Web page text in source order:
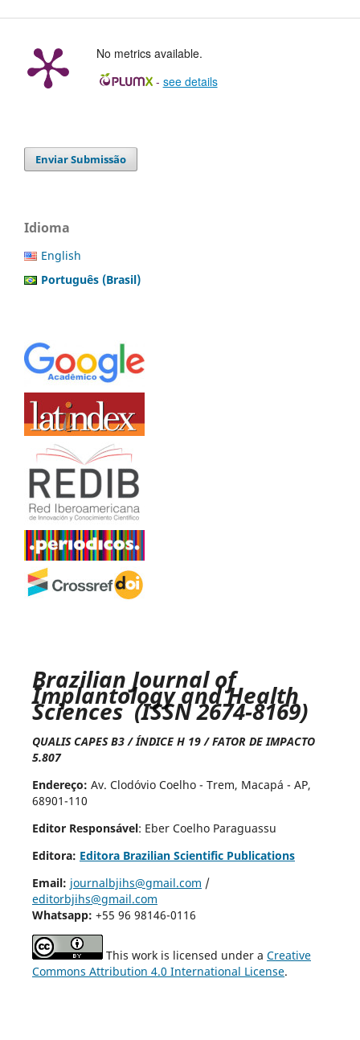
No metrics available.
- see details
Enviar Submissão
Idioma
English
Português (Brasil)
Brazilian Journal of
Implantology and Health
Sciences (ISSN 2674-8169)
QUALIS CAPES B3 / ÍNDICE H 19 / FATOR DE IMPACTO
5.807
Endereço: Av. Clodóvio Coelho - Trem, Macapá - AP,
68901-110
Editor Responsável: Eber Coelho Paraguassu
Editora: Editora Brazilian Scientific Publications
Email: journalbjihs@gmail.com /
editorbjihs@gmail.com
Whatsapp: +55 96 98146-0116
This work is licensed under a Creative
Commons Attribution 4.0 International License.